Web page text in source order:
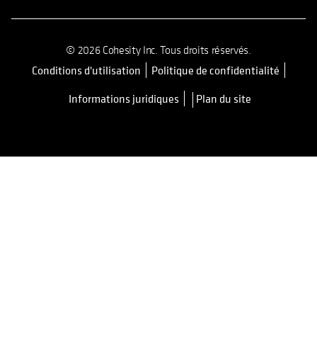
© 2026 Cohesity Inc. Tous droits réservés.
Conditions d'utilisation s’ouvre dans un nouvel onglet
Politique de confidentialité
Informations juridiques
Plan du site